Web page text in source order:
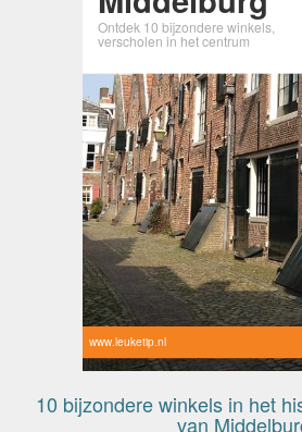
Ontdek 10 bijzondere winkels,
verscholen in het centrum
www.leuketip.nl
10 bijzondere winkels in het
van